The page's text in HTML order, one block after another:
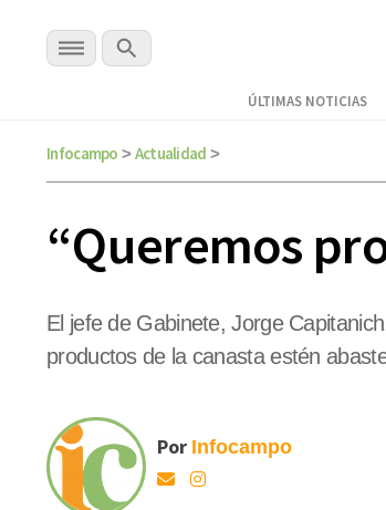
ÚLTIMAS NOTICIAS
Infocampo > Actualidad >
“Queremos
El jefe de Gabinete, Jorge
productos de la canasta estén
Por Infocampo